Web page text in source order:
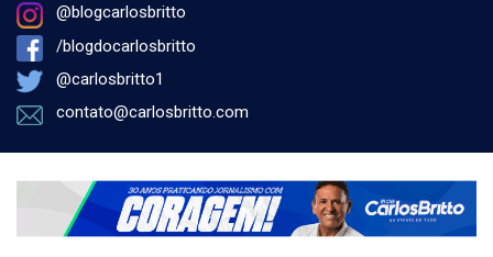
@blogcarlosbritto
/blogdocarlosbritto
@carlosbritto1
contato@carlosbritto.com